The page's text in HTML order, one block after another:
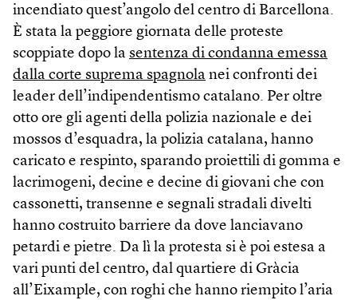
incendiato quest’angolo del centro di Barcellona.
È stata la peggiore giornata delle proteste
scoppiate dopo la sentenza di condanna emessa
dalla corte suprema spagnola nei confronti dei
leader dell’indipendentismo catalano. Per oltre
otto ore gli agenti della polizia nazionale e dei
mossos d’esquadra, la polizia catalana, hanno
caricato e respinto, sparando proiettili di gomma e
lacrimogeni, decine e decine di giovani che con
cassonetti, transenne e segnali stradali divelti
hanno costruito barriere da dove lanciavano
petardi e pietre. Da lì la protesta si è poi estesa a
vari punti del centro, dal quartiere di Gràcia
all’Eixample, con roghi che hanno riempito l’aria